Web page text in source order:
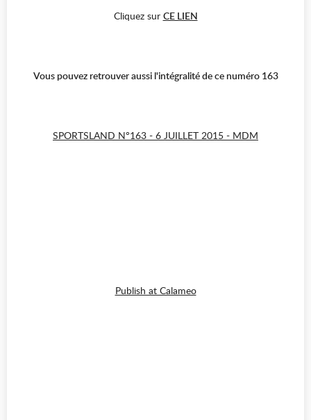
Cliquez sur CE LIEN
Vous pouvez retrouver aussi l'intégralité de ce numéro 163
SPORTSLAND N°163 - 6 JUILLET 2015 - MDM
Publish at Calameo